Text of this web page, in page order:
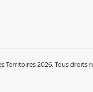
Territoires 2026. Tous droits